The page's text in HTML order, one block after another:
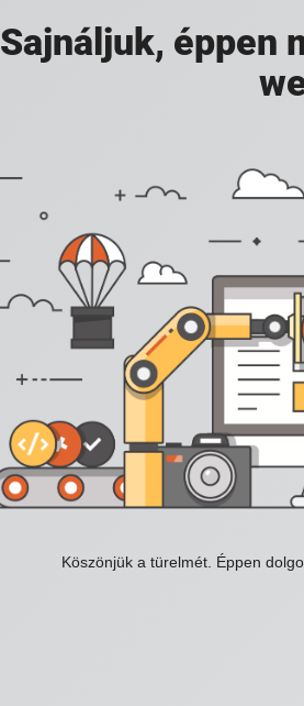
Sajnáljuk, éppen
Köszönjük a türelmét. Éppen